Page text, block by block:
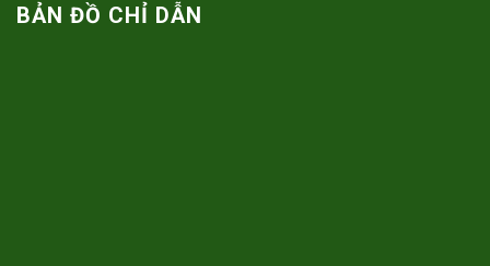
BẢN ĐỒ CHỈ DẪN